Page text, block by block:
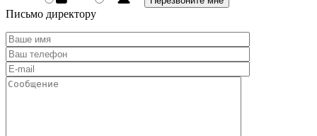
Письмо директору